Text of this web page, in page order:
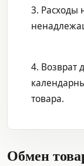
3. Расходы
4. Возврат
товара.
Обмен